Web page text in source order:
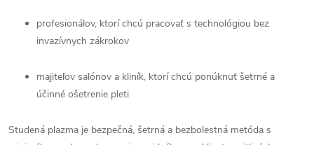
profesionálov, ktorí chcú pracovať s technológiou bez
invazívnych zákrokov
majiteľov salónov a kliník, ktorí chcú ponúknuť šetrné a
účinné ošetrenie pleti
Studená plazma je bezpečná, šetrná a bezbolestná metóda s